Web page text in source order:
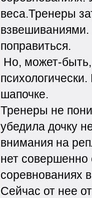
веса.Тренеры
взвешиваниями.
поправиться.
Но, может-быть,
шапочке.
Тренеры не
убедила дочку
внимания на
нет совершенно
соревнованиях
Сейчас от нее